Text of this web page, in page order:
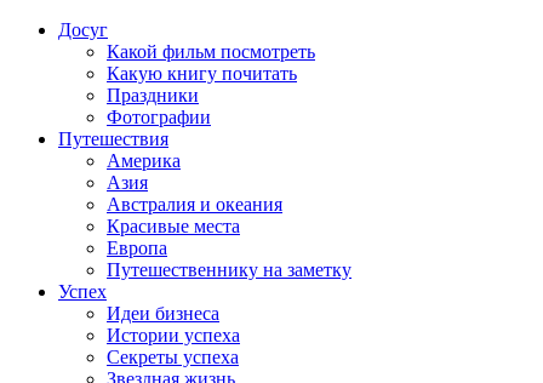
Досуг
Какой фильм посмотреть
Какую книгу почитать
Праздники
Фотографии
Путешествия
Америка
Азия
Австралия и океания
Красивые места
Европа
Путешественнику на заметку
Успех
Идеи бизнеса
Истории успеха
Секреты успеха
Звездная жизнь